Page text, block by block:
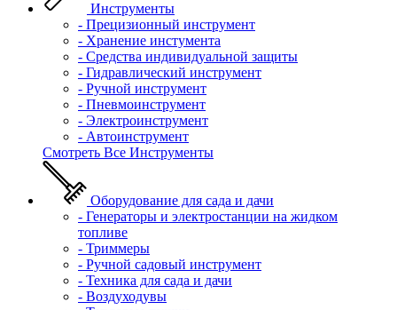
Инструменты
- Прецизионный инструмент
- Хранение инстумента
- Средства индивидуальной защиты
- Гидравлический инструмент
- Ручной инструмент
- Пневмоинструмент
- Электроинструмент
- Автоинструмент
Смотреть Все Инструменты
Оборудование для сада и дачи
- Генераторы и электростанции на жидком
топливе
- Триммеры
- Ручной садовый инструмент
- Техника для сада и дачи
- Воздуходувы